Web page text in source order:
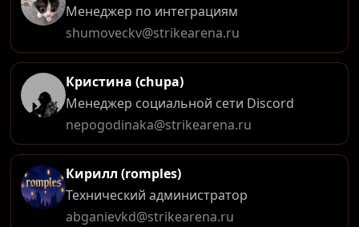
Менеджер по интеграциям
shumoveckv@strikearena.ru
Кристина (chupa)
Менеджер социальной сети Discord
nepogodinaka@strikearena.ru
Кирилл (romples)
Технический администратор
abganievkd@strikearena.ru